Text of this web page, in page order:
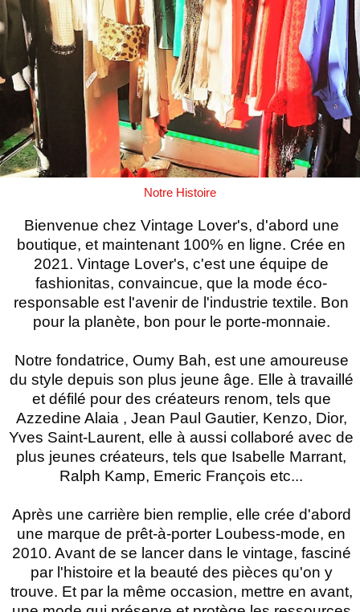
Notre Histoire
Bienvenue chez Vintage Lover's, d'abord une
boutique, et maintenant 100% en ligne. Crée en
2021. Vintage Lover's, c'est une équipe de
fashionitas, convaincue, que la mode éco-
responsable est l'avenir de l'industrie textile. Bon
pour la planète, bon pour le porte-monnaie.
Notre fondatrice, Oumy Bah, est une amoureuse
du style depuis son plus jeune âge. Elle à travaillé
et défilé pour des créateurs renom, tels que
Azzedine Alaia , Jean Paul Gautier, Kenzo, Dior,
Yves Saint-Laurent, elle à aussi collaboré avec de
plus jeunes créateurs, tels que Isabelle Marrant,
Ralph Kamp, Emeric François etc...
Après une carrière bien remplie, elle crée d'abord
une marque de prêt-à-porter Loubess-mode, en
2010. Avant de se lancer dans le vintage, fasciné
par l'histoire et la beauté des pièces qu'on y
trouve. Et par la même occasion, mettre en avant,